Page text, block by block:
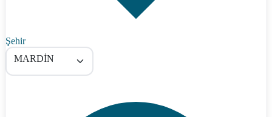
Şehir
MARDİN